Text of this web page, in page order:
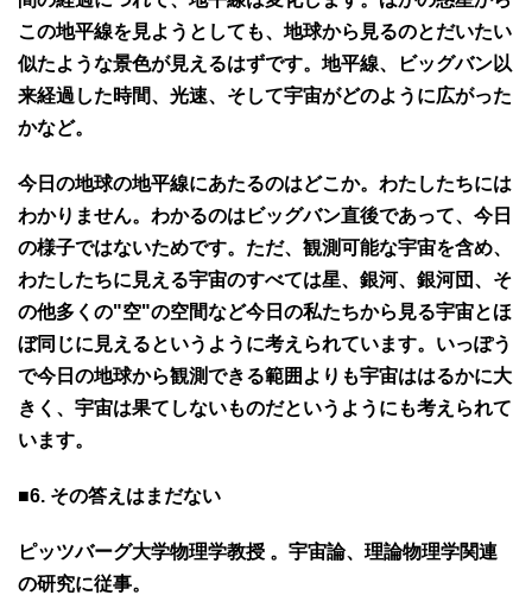
この地平線を見ようとしても、地球から見るのとだいたい
似たような景色が見えるはずです。地平線、ビッグバン以
来経過した時間、光速、そして宇宙がどのように広がった
かなど。
今日の地球の地平線にあたるのはどこか。わたしたちには
わかりません。わかるのはビッグバン直後であって、今日
の様子ではないためです。ただ、観測可能な宇宙を含め、
わたしたちに見える宇宙のすべては星、銀河、銀河団、そ
の他多くの"空"の空間など今日の私たちから見る宇宙とほ
ぼ同じに見えるというように考えられています。いっぽう
で今日の地球から観測できる範囲よりも宇宙ははるかに大
きく、宇宙は果てしないものだというようにも考えられて
います。
■6. その答えはまだない
ピッツバーグ大学物理学教授 。宇宙論、理論物理学関連
の研究に従事。